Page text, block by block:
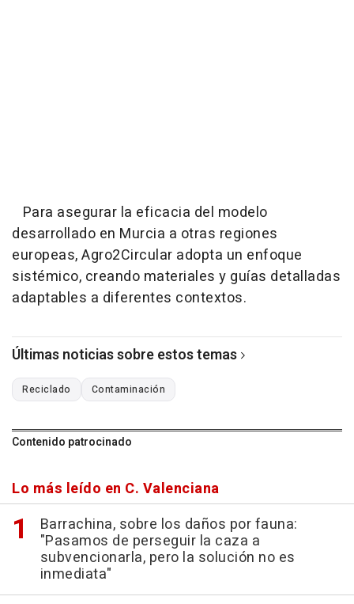
Para asegurar la eficacia del modelo
desarrollado en Murcia a otras regiones
europeas, Agro2Circular adopta un enfoque
sistémico, creando materiales y guías detalladas
adaptables a diferentes contextos.
Últimas noticias sobre estos temas
Reciclado Contaminación
Contenido patrocinado
Lo más leído en C. Valenciana
Barrachina, sobre los daños por fauna:
"Pasamos de perseguir la caza a
subvencionarla, pero la solución no es
inmediata"